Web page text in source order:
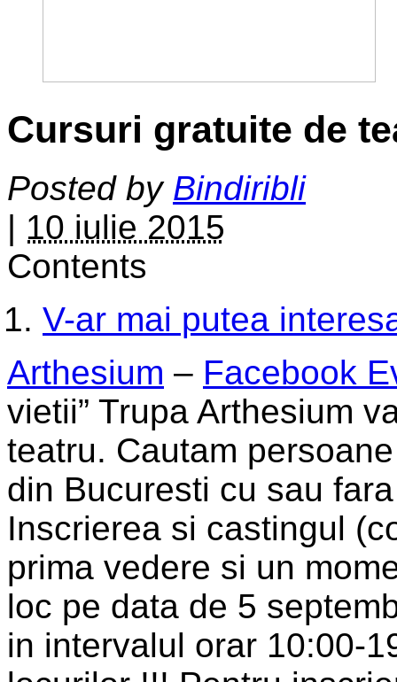
Cursuri gratuite de
Posted by Bindiribli
| 10 iulie 2015
Contents
V-ar mai putea
Arthesium – Facebook
vietii” Trupa Arthesium
teatru. Cautam
din Bucuresti cu sau
Inscrierea si castingul
prima vedere si un
loc pe data de 5
in intervalul orar 10:00-